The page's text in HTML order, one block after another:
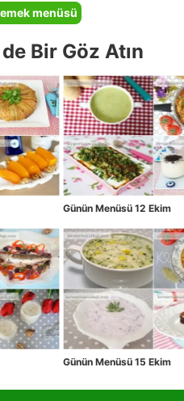
menüsü
Bir Göz Atın
Günün Menüsü 12 Ekim
Günün Menüsü 15 Ekim